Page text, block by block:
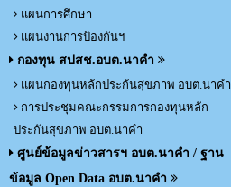
แผนการศึกษา
แผนงานการป้องกันฯ
กองทุน สปสช.อบต.นาคำ
แผนกองทุนหลักประกันสุขภาพ อบต.นาคำ
การประชุมคณะกรรมการกองทุนหลัก
ประกันสุขภาพ อบต.นาคำ
ศูนย์ข้อมูลข่าวสารฯ อบต.นาคำ / ฐาน
ข้อมูล Open Data อบต.นาคำ